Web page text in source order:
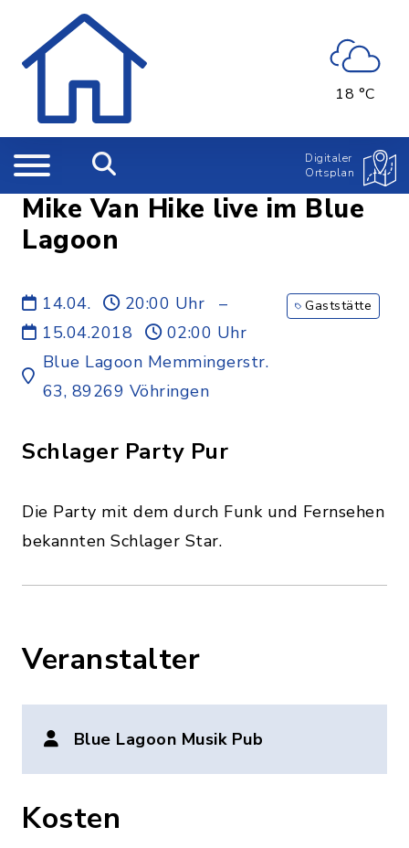
18 °C
Digitaler
Ortsplan
Mike Van Hike live im Blue
Lagoon
14.04. 20:00 Uhr
–
15.04.2018
02:00 Uhr
Blue Lagoon Memmingerstr.
63, 89269 Vöhringen
Gaststätte
Schlager Party Pur
Die Party mit dem durch Funk und Fernsehen
bekannten Schlager Star.
Veranstalter
Blue Lagoon Musik Pub
Kosten